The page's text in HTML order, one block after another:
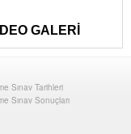
Sınav Tarihleri
Sınav Sonuçları